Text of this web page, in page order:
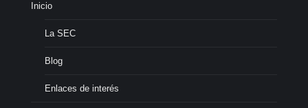
Inicio
La SEC
Blog
Enlaces de interés